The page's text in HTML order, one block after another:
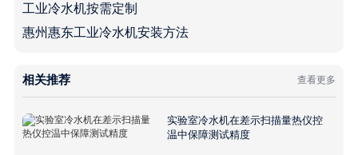
工业冷水机按需定制
惠州惠东工业冷水机安装方法
相关推荐 查看更多
实验室冷水机在差示扫描量热仪控
温中保障测试精度